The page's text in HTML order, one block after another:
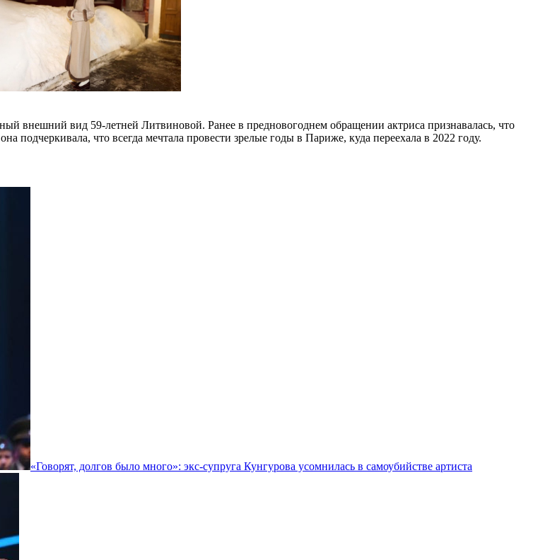
внешний вид 59-летней Литвиновой. Ранее в предновогоднем обращении актриса признавалась, что
подчеркивала, что всегда мечтала провести зрелые годы в Париже, куда переехала в 2022 году.
«Говорят, долгов было много»: экс-супруга Кунгурова усомнилась в самоубийстве артиста